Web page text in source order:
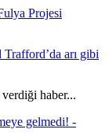
Projesi
arı gibi
haber...
gelmedi! -